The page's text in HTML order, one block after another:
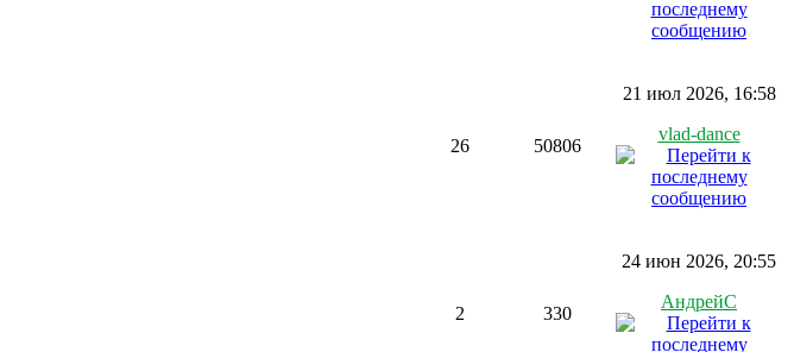
26 50806
21 июл 2026, 16:58
vlad-dance
2 330
24 июн 2026, 20:55
АндрейС